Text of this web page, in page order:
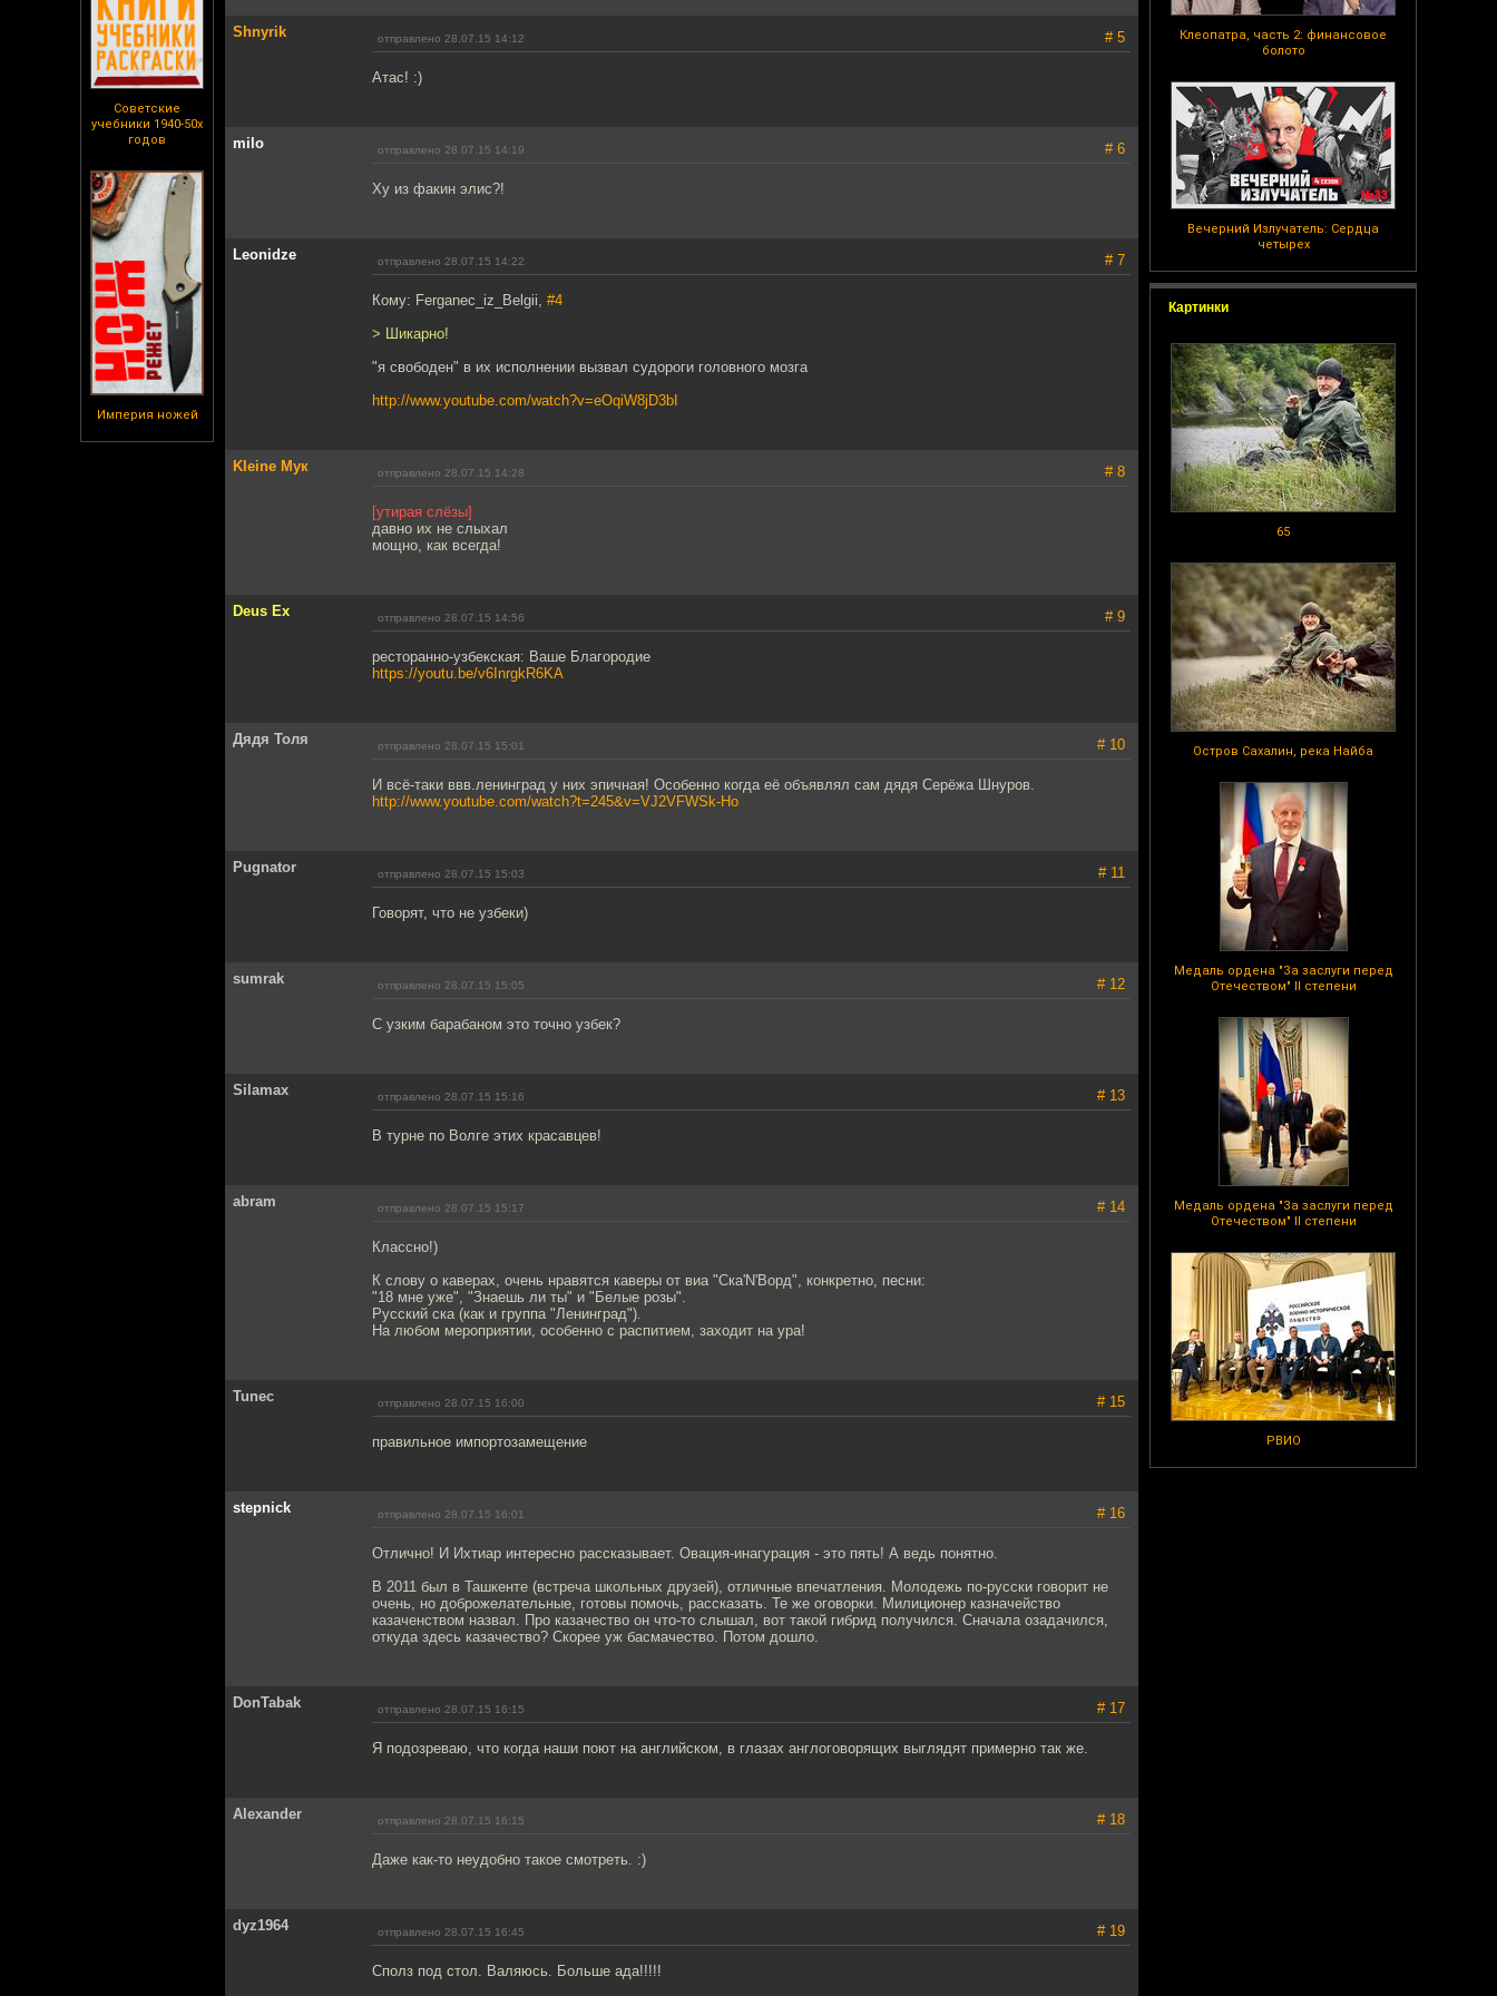
Советские
учебники 1940-50х
годов
Империя ножей
Клеопатра, часть 2: финансовое
болото
Вечерний Излучатель: Сердца
четырех
Картинки
65
Остров Сахалин, река Найба
Медаль ордена "За заслуги перед
Отечеством" II степени
Медаль ордена "За заслуги перед
Отечеством" II степени
РВИО
Shnyrik отправлено 28.07.15 14:12 # 5
Атас! :)
milo отправлено 28.07.15 14:19 # 6
Ху из факин элис?!
Leonidze отправлено 28.07.15 14:22 # 7
Кому: Ferganec_iz_Belgii, #4
> Шикарно!
"я свободен" в их исполнении вызвал судороги головного мозга
http://www.youtube.com/watch?v=eOqiW8jD3bI
Kleine Мук отправлено 28.07.15 14:28 # 8
[утирая слёзы]
давно их не слыхал
мощно, как всегда!
Deus Ex отправлено 28.07.15 14:56 # 9
ресторанно-узбекская: Ваше Благородие
https://youtu.be/v6InrgkR6KA
Дядя Толя отправлено 28.07.15 15:01 # 10
И всё-таки ввв.ленинград у них эпичная! Особенно когда её объявлял сам дядя Серёжа Шнуров.
http://www.youtube.com/watch?t=245&v=VJ2VFWSk-Ho
Pugnator отправлено 28.07.15 15:03 # 11
Говорят, что не узбеки)
sumrаk отправлено 28.07.15 15:05 # 12
С узким барабаном это точно узбек?
Silamax отправлено 28.07.15 15:16 # 13
В турне по Волге этих красавцев!
abram отправлено 28.07.15 15:17 # 14
Классно!)
К слову о каверах, очень нравятся каверы от виа "Ска'N'Ворд", конкретно, песни:
"18 мне уже", "Знаешь ли ты" и "Белые розы".
Русский ска (как и группа "Ленинград").
На любом мероприятии, особенно с распитием, заходит на ура!
Tunec отправлено 28.07.15 16:00 # 15
правильное импортозамещение
stepnick отправлено 28.07.15 16:01 # 16
Отлично! И Ихтиар интересно рассказывает. Овация-инагурация - это пять! А ведь понятно.
В 2011 был в Ташкенте (встреча школьных друзей), отличные впечатления. Молодежь по-русски говорит не
очень, но доброжелательные, готовы помочь, рассказать. Те же оговорки. Милиционер казначейство
казаченством назвал. Про казачество он что-то слышал, вот такой гибрид получился. Сначала озадачился,
откуда здесь казачество? Скорее уж басмачество. Потом дошло.
DonTabak отправлено 28.07.15 16:15 # 17
Я подозреваю, что когда наши поют на английском, в глазах англоговорящих выглядят примерно так же.
Alexander отправлено 28.07.15 16:15 # 18
Даже как-то неудобно такое смотреть. :)
dyz1964 отправлено 28.07.15 16:45 # 19
Сполз под стол. Валяюсь. Больше ада!!!!!